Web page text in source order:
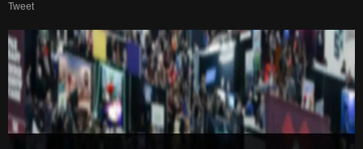
Italiano
Pусский
Español
Tweet